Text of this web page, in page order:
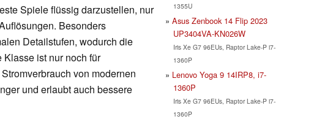
Spiele flüssig darzustellen, nur
Besonders
Detailstufen, wodurch die
ist nur noch für
von modernen
und erlaubt auch bessere
1355U
Asus Zenbook 14 Flip 2023
UP3404VA-KN026W
Iris Xe G7 96EUs, Raptor Lake-P i7-
1360P
Lenovo Yoga 9 14IRP8, i7-
1360P
Iris Xe G7 96EUs, Raptor Lake-P i7-
1360P